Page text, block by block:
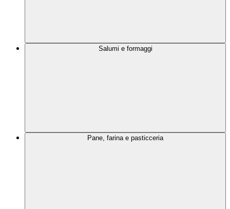
Salumi e formaggi
Pane, farina e pasticceria